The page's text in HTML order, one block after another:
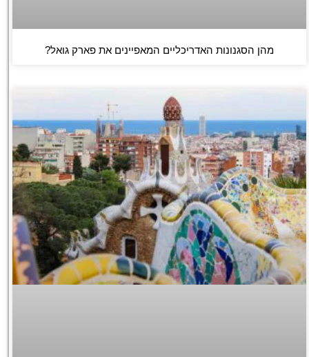
מהן הסגנונות האדריכליים המאפיינים את פארק גואל?